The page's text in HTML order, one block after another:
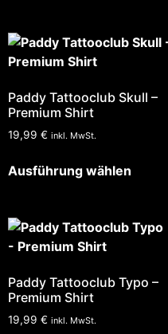
Paddy Tattooclub Skull –
Premium Shirt
19,99 € inkl. MwSt.
Ausführung wählen
Paddy Tattooclub Typo –
Premium Shirt
19,99 € inkl. MwSt.